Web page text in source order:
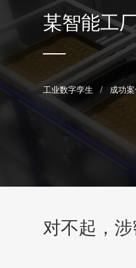
某智能工
工业数字孪生 / 成功
对不起，